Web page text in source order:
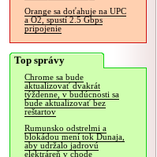
Orange sa doťahuje na UPC
a O2, spustí 2.5 Gbps
pripojenie
Top správy
Chrome sa bude
aktualizovať dvakrát
týždenne, v budúcnosti sa
bude aktualizovať bez
reštartov
Rumunsko odstrelmi a
blokádou mení tok Dunaja,
aby udržalo jadrovú
elektráreň v chode